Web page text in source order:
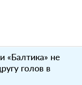
«Балтика» не
голов в